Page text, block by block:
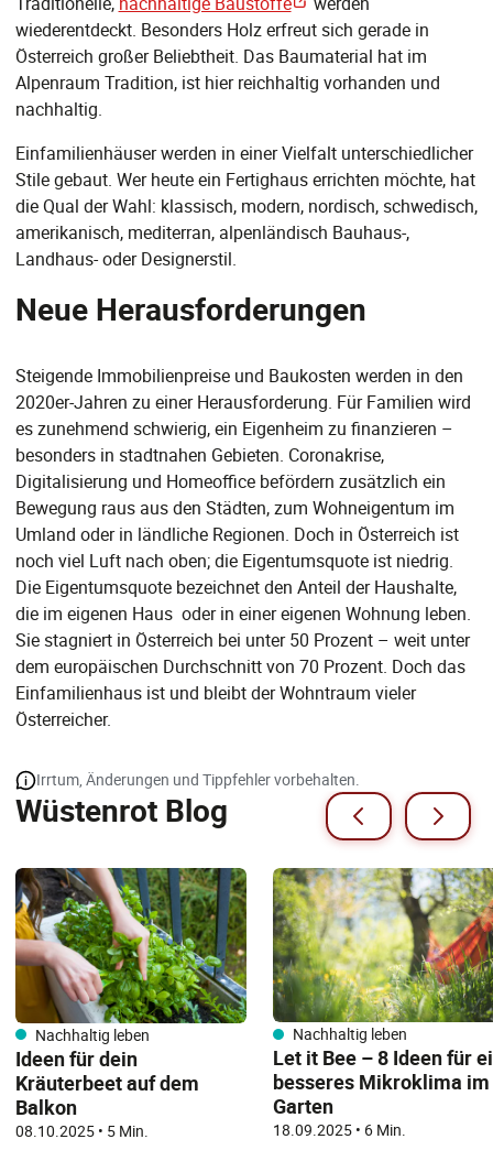
wiederentdeckt. Besonders Holz erfreut sich gerade in
Österreich großer Beliebtheit. Das Baumaterial hat im
Alpenraum Tradition, ist hier reichhaltig vorhanden und
nachhaltig.
Einfamilienhäuser werden in einer Vielfalt unterschiedlicher
Stile gebaut. Wer heute ein Fertighaus errichten möchte, hat
die Qual der Wahl: klassisch, modern, nordisch, schwedisch,
amerikanisch, mediterran, alpenländisch Bauhaus-,
Landhaus- oder Designerstil.
Neue Herausforderungen
Steigende Immobilienpreise und Baukosten werden in den
2020er-Jahren zu einer Herausforderung. Für Familien wird
es zunehmend schwierig, ein Eigenheim zu finanzieren –
besonders in stadtnahen Gebieten. Coronakrise,
Digitalisierung und Homeoffice befördern zusätzlich ein
Bewegung raus aus den Städten, zum Wohneigentum im
Umland oder in ländliche Regionen. Doch in Österreich ist
noch viel Luft nach oben; die Eigentumsquote ist niedrig.
Die Eigentumsquote bezeichnet den Anteil der Haushalte,
die im eigenen Haus oder in einer eigenen Wohnung leben.
Sie stagniert in Österreich bei unter 50 Prozent – weit unter
dem europäischen Durchschnitt von 70 Prozent. Doch das
Einfamilienhaus ist und bleibt der Wohntraum vieler
Österreicher.
Irrtum, Änderungen und Tippfehler vorbehalten.
Wüstenrot Blog
Nachhaltig leben
Ideen für dein
Kräuterbeet auf dem
Balkon
08.10.2025• 5 Min.
Nachhaltig leben
Let it Bee – 8 Ideen für
besseres Mikroklima im
Garten
18.09.2025 • 6 Min.